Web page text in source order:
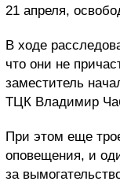
21 апреля,
В ходе
что они не
заместитель
ТЦК Владимир
При этом еще
оповещения, и
за